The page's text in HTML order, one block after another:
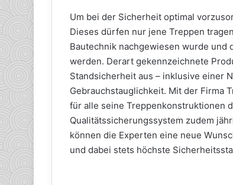
Um bei der Sicherheit optimal
Dieses dürfen nur jene Treppen
Bautechnik nachgewiesen wurde
werden. Derart gekennzeichnete
Standsicherheit aus – inklusive einer
Gebrauchstauglichkeit. Mit der Firma
für alle seine Treppenkonstruktionen
Qualitätssicherungssystem zudem
können die Experten eine neue
und dabei stets höchste